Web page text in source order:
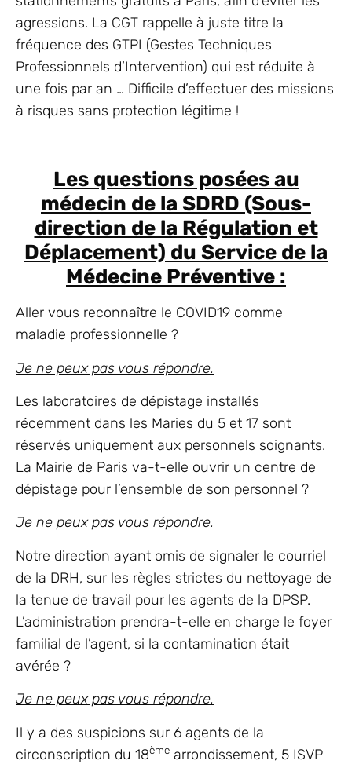
agressions. La CGT rappelle à juste titre la
fréquence des GTPI (Gestes Techniques
Professionnels d’Intervention) qui est réduite à
une fois par an … Difficile d’effectuer des missions
à risques sans protection légitime !
Les questions posées au
médecin de la SDRD (Sous-
direction de la Régulation et
Déplacement) du Service de la
Médecine Préventive :
Aller vous reconnaître le COVID19 comme
maladie professionnelle ?
Je ne peux pas vous répondre.
Les laboratoires de dépistage installés
récemment dans les Maries du 5 et 17 sont
réservés uniquement aux personnels soignants.
La Mairie de Paris va-t-elle ouvrir un centre de
dépistage pour l’ensemble de son personnel ?
Je ne peux pas vous répondre.
Notre direction ayant omis de signaler le courriel
de la DRH, sur les règles strictes du nettoyage de
la tenue de travail pour les agents de la DPSP.
L’administration prendra-t-elle en charge le foyer
familial de l’agent, si la contamination était
avérée ?
Je ne peux pas vous répondre.
Il y a des suspicions sur 6 agents de la
circonscription du 18ème arrondissement, 5 ISVP